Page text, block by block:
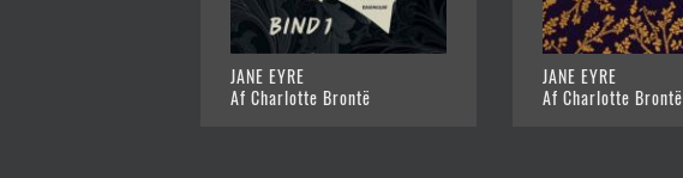
JANE EYRE
Af Charlotte Brontë
JANE EYRE
Af Charlotte Brontë